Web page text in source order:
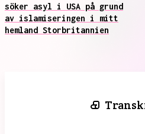
söker asyl i USA på grund
av islamiseringen i mitt
hemland Storbritannien